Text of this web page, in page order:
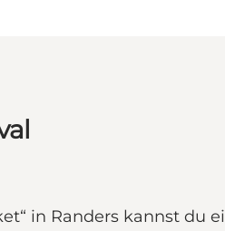
in Randers kannst du